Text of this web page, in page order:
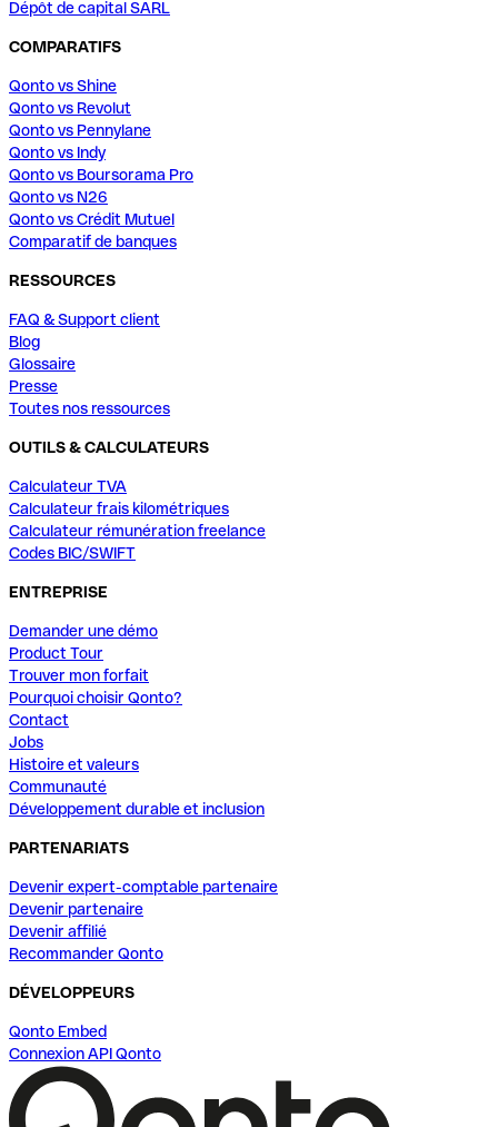
Dépôt de capital SARL
COMPARATIFS
Qonto vs Shine
Qonto vs Revolut
Qonto vs Pennylane
Qonto vs Indy
Qonto vs Boursorama Pro
Qonto vs N26
Qonto vs Crédit Mutuel
Comparatif de banques
RESSOURCES
FAQ & Support client
Blog
Glossaire
Presse
Toutes nos ressources
OUTILS & CALCULATEURS
Calculateur TVA
Calculateur frais kilométriques
Calculateur rémunération freelance
Codes BIC/SWIFT
ENTREPRISE
Demander une démo
Product Tour
Trouver mon forfait
Pourquoi choisir Qonto?
Contact
Jobs
Histoire et valeurs
Communauté
Développement durable et inclusion
PARTENARIATS
Devenir expert-comptable partenaire
Devenir partenaire
Devenir affilié
Recommander Qonto
DÉVELOPPEURS
Qonto Embed
Connexion API Qonto